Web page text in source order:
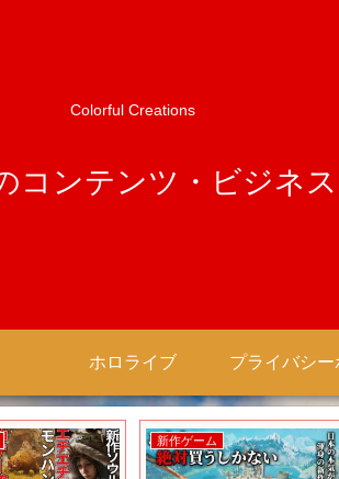
Colorful Creations
コンテンツ・ビジネス
ホロライブ
新作ゲーム